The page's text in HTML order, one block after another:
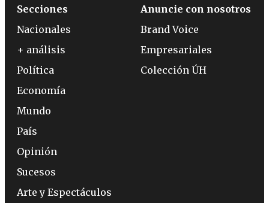
Secciones
Nacionales
+ análisis
Política
Economía
Mundo
País
Opinión
Sucesos
Arte y Espectáculos
Anuncie con nosotros
Brand Voice
Empresariales
Colección ÚH